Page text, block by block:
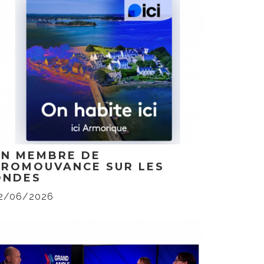
MEMBRE DE
SUR LES
06/2026